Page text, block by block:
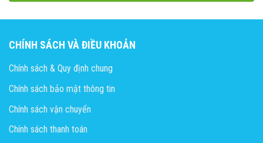
CHÍNH SÁCH VÀ ĐIỀU KHOẢN
Chính sách & Quy định chung
Chính sách bảo mật thông tin
Chính sách vận chuyển
Chính sách thanh toán